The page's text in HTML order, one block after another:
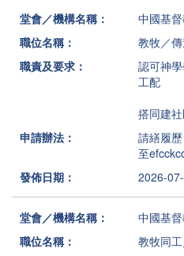
堂會／機構名稱：
中國基
職位名稱：
教牧／
職責及要求：
認可神
工配
搭同建社
申請辦法：
請繕履
至
發佈日期：
2026-
堂會／機構名稱：
中國基
職位名稱：
教牧同